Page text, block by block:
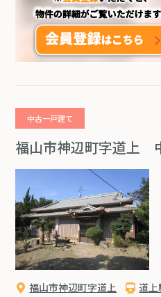
中古一戸建て
福山市神辺町字道上
福山市神辺町字道上
道上